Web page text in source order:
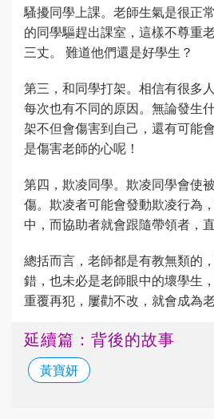
騷擾同學上課。老師生氣是很正
的同學驅趕出課室，這樣不尊重
三丈。 難道他們還是好學生？
第三，和同學打架。相信有很多
每次也有不同的原因。無論發生
架不但會傷害到自己，還有可能
是傷害老師的心呢！
第四，欺凌同學。欺凌同學會使
傷。欺凌者可能會發動欺凌行為
中，而協助者就會跟隨帶領者，
總括而言，老師都是有教無類的
錯，也未必是老師眼中的壞學生
重覆再犯，屢勸不改，就會成為
延續篇：背後的故事
黃寶妍